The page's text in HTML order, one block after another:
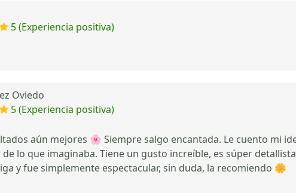
5 (Experiencia positiva)
Oviedo
5 (Experiencia positiva)
aún mejores 🌸 Siempre salgo encantada. Le cuento mi
lo que imaginaba. Tiene un gusto increíble, es súper
y fue simplemente espectacular, sin duda, la recomiendo 🌼